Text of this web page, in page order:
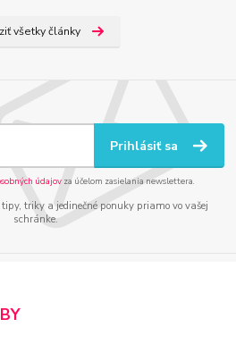
všetky články
Prihlásiť sa
údajov za účelom zasielania newslettera.
triky a jedinečné ponuky priamo vo vašej
schránke.